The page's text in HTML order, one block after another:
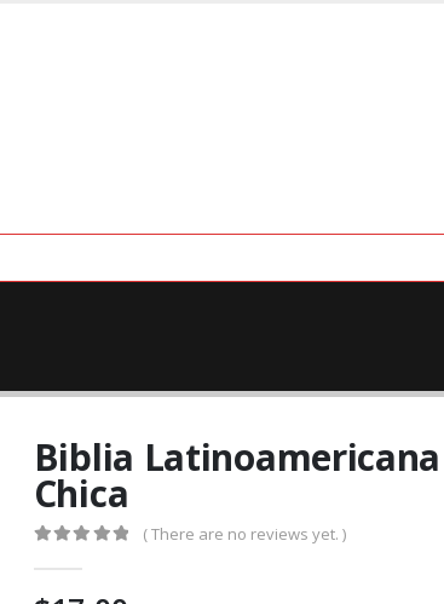
Biblia Latinoamericana
Chica
( There are no reviews yet. )